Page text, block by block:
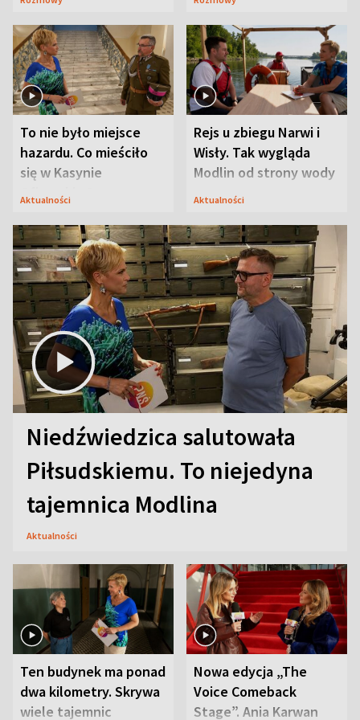
To nie było miejsce
hazardu. Co mieściło
się w Kasynie
Oficerskim?
Aktualności
Rejs u zbiegu Narwi i
Wisły. Tak wygląda
Modlin od strony wody
Aktualności
Niedźwiedzica salutowała
Piłsudskiemu. To niejedyna
tajemnica Modlina
Aktualności
Ten budynek ma ponad
dwa kilometry. Skrywa
wiele tajemnic
Nowa edycja „The
Voice Comeback
Stage”. Ania Karwan